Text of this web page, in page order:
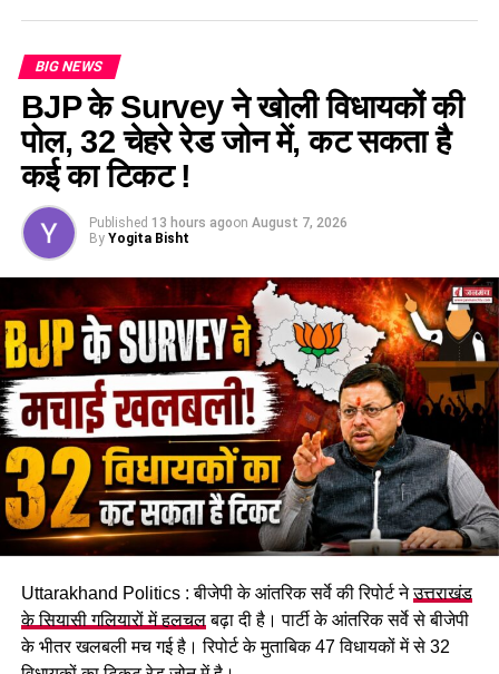
BIG NEWS
BJP के Survey ने खोली विधायकों की
पोल, 32 चेहरे रेड जोन में, कट सकता है
कई का टिकट !
Published 13 hours agoon August 7, 2026
By Yogita Bisht
Uttarakhand Politics : बीजेपी के आंतरिक सर्वे की रिपोर्ट नेउत्तराखंड
के सियासी गलियारों में हलचलबढ़ा दी है। पार्टी के आंतरिक सर्वे से बीजेपी
के भीतर खलबली मच गई है। रिपोर्ट के मुताबिक 47 विधायकों में से 32